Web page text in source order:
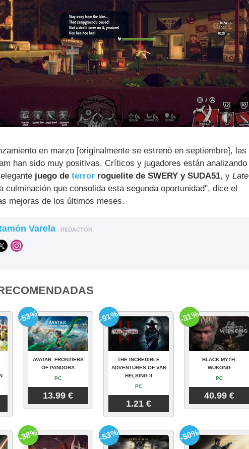
en marzo [originalmente se estrenó en septiembre], las
han sido muy positivas. Críticos y jugadores están analizando
juego de terror roguelite de SWERY y SUDA51, y Late
culminación que consolida esta segunda oportunidad", dice el
mejoras de los últimos meses.
Varela REDACTOR
AVATAR: FRONTIERS
OF PANDORA
PC
13.99 €
-53%
THE INCREDIBLE
ADVENTURES OF VAN
HELSING II
PC
1.21 €
-91%
BLACK MYTH:
WUKONG
PC
40.99 €
-31%
-38% -53% -50%